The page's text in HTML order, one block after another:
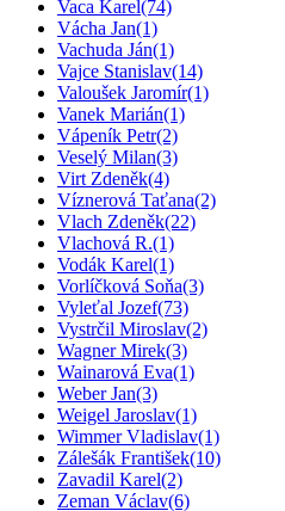
Vaca Karel(74)
Vácha Jan(1)
Vachuda Ján(1)
Vajce Stanislav(14)
Valoušek Jaromír(1)
Vanek Marián(1)
Vápeník Petr(2)
Veselý Milan(3)
Virt Zdeněk(4)
Víznerová Taťana(2)
Vlach Zdeněk(22)
Vlachová R.(1)
Vodák Karel(1)
Vorlíčková Soňa(3)
Vyleťal Jozef(73)
Vystrčil Miroslav(2)
Wagner Mirek(3)
Wainarová Eva(1)
Weber Jan(3)
Weigel Jaroslav(1)
Wimmer Vladislav(1)
Zálešák František(10)
Zavadil Karel(2)
Zeman Václav(6)